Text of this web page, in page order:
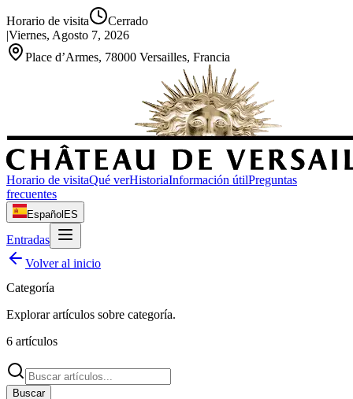
Horario de visita
Cerrado
|Viernes, Agosto 7, 2026
Place d’Armes, 78000 Versailles, Francia
Horario de visitaQué verHistoriaInformación útilPreguntas
frecuentes
Español ES
Entradas
Volver al inicio
Categoría
Explorar artículos sobre categoría.
6 artículos
Buscar